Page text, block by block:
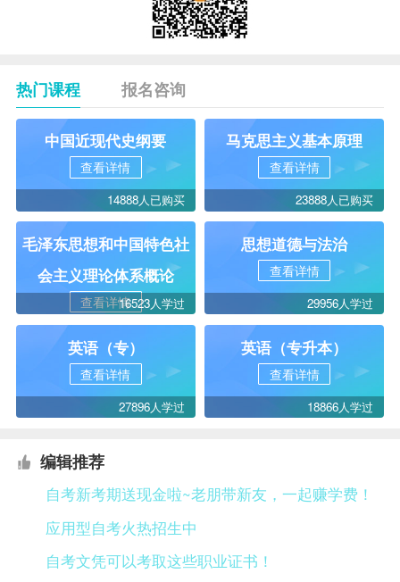
热门课程 报名咨询
中国近现代史纲要
查看详情
14888人已购买
马克思主义基本原理
查看详情
23888人已购买
毛泽东思想和中国特色社
会主义理论体系概论
查看详情16523人学过
思想道德与法治
查看详情
29956人学过
英语（专）
查看详情
27896人学过
英语（专升本）
查看详情
18866人学过
编辑推荐
自考新考期送现金啦~老朋带新友，一起赚学费！
应用型自考火热招生中
自考文凭可以考取这些职业证书！